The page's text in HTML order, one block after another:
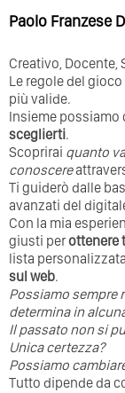
Paolo Franzese
Creativo, Docente,
Le regole del
più valide.
Insieme possiamo
sceglierti.
Scoprirai quanto
conoscere
Ti guiderò dalle
avanzati del
Con la mia
giusti perottenere
lista
sul web.
Possiamo sempre
determina in
⁣Il passato non si
Unica certezza?
Possiamo
Tutto dipende da